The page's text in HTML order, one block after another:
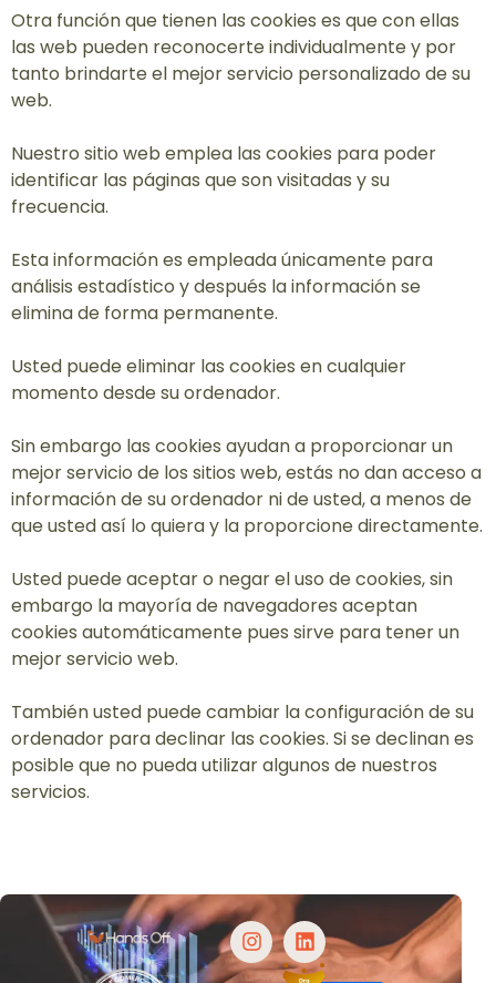
Otra función que tienen las cookies es que con ellas
las web pueden reconocerte individualmente y por
tanto brindarte el mejor servicio personalizado de su
web.
Nuestro sitio web emplea las cookies para poder
identificar las páginas que son visitadas y su
frecuencia.
Esta información es empleada únicamente para
análisis estadístico y después la información se
elimina de forma permanente.
Usted puede eliminar las cookies en cualquier
momento desde su ordenador.
Sin embargo las cookies ayudan a proporcionar un
mejor servicio de los sitios web, estás no dan acceso a
información de su ordenador ni de usted, a menos de
que usted así lo quiera y la proporcione directamente.
Usted puede aceptar o negar el uso de cookies, sin
embargo la mayoría de navegadores aceptan
cookies automáticamente pues sirve para tener un
mejor servicio web.
También usted puede cambiar la configuración de su
ordenador para declinar las cookies. Si se declinan es
posible que no pueda utilizar algunos de nuestros
servicios.